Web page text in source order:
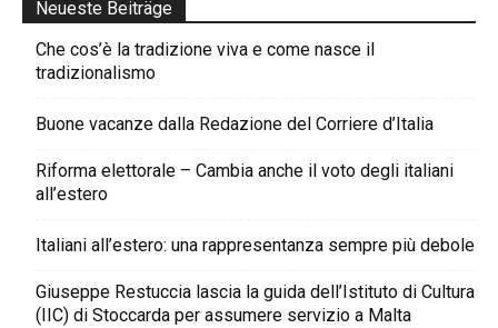
Neueste Beiträge
Che cos’è la tradizione viva e come nasce il
tradizionalismo
Buone vacanze dalla Redazione del Corriere d’Italia
Riforma elettorale – Cambia anche il voto degli italiani
all’estero
Italiani all’estero: una rappresentanza sempre più debole
Giuseppe Restuccia lascia la guida dell’Istituto di Cultura
(IIC) di Stoccarda per assumere servizio a Malta